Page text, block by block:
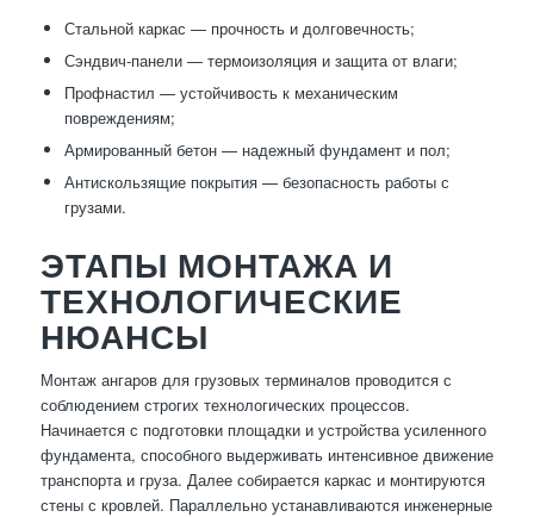
Стальной каркас — прочность и долговечность;
Сэндвич-панели — термоизоляция и защита от влаги;
Профнастил — устойчивость к механическим
повреждениям;
Армированный бетон — надежный фундамент и пол;
Антискользящие покрытия — безопасность работы с
грузами.
ЭТАПЫ МОНТАЖА И
ТЕХНОЛОГИЧЕСКИЕ
НЮАНСЫ
Монтаж ангаров для грузовых терминалов проводится с
соблюдением строгих технологических процессов.
Начинается с подготовки площадки и устройства усиленного
фундамента, способного выдерживать интенсивное движение
транспорта и груза. Далее собирается каркас и монтируются
стены с кровлей. Параллельно устанавливаются инженерные